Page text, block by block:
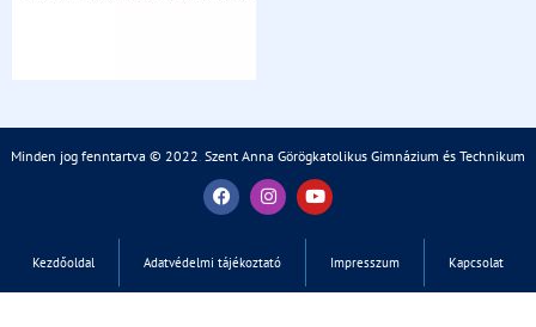
Minden jog fenntartva © 2022 Szent Anna Görögkatolikus Gimnázium és Technikum
Kezdőoldal Adatvédelmi tájékoztató Impresszum Kapcsolat